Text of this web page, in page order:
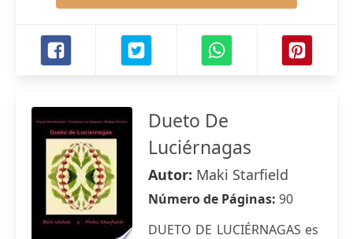
Dueto De
Luciérnagas
Autor: Maki Starfield
Número de Páginas: 90
DUETO DE LUCIÉRNAGAS es